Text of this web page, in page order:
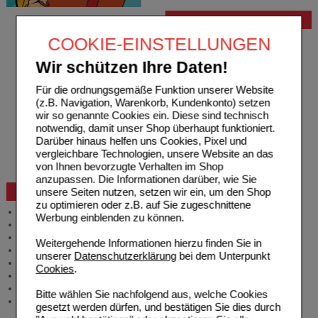
COOKIE-EINSTELLUNGEN
Wir schützen Ihre Daten!
Für die ordnungsgemäße Funktion unserer Website
(z.B. Navigation, Warenkorb, Kundenkonto) setzen
wir so genannte Cookies ein. Diese sind technisch
notwendig, damit unser Shop überhaupt funktioniert.
Darüber hinaus helfen uns Cookies, Pixel und
vergleichbare Technologien, unsere Website an das
von Ihnen bevorzugte Verhalten im Shop
anzupassen. Die Informationen darüber, wie Sie
unsere Seiten nutzen, setzen wir ein, um den Shop
zu optimieren oder z.B. auf Sie zugeschnittene
Werbung einblenden zu können.
Weitergehende Informationen hierzu finden Sie in
unserer Datenschutzerklärungbei dem Unterpunkt
Cookies.
Bitte wählen Sie nachfolgend aus, welche Cookies
gesetzt werden dürfen, und bestätigen Sie dies durch
Hilfe zur Anmeldung
Hilfe zum Bestellvorgang
Zahlungsmöglichkeiten
Freiumschläge anfordern
Freiumschläge downloaden
Auslandsbestellung
Reklamation
Widerrufsformular
Problembehebung
Bestellschein
Beratung und Service
Allgemeine Information
Produktberatung
Meldung Arzneimittelrisiken
Zuzahlungsfreie Arzneien
Angebote & Downloads
Newsletter
Neukundenprämie
Stellenangebote